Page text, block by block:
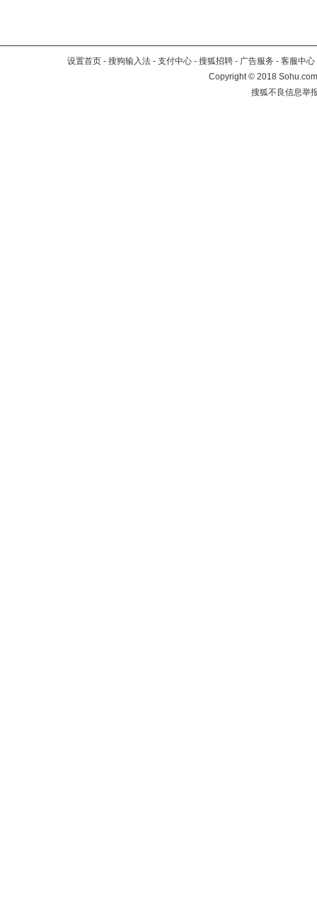
设置首页 - 搜狗输入法 - 支付中心 - 搜狐招聘 - 广告服务 - 客服中心
Copyright©2018
搜狐不良信息举